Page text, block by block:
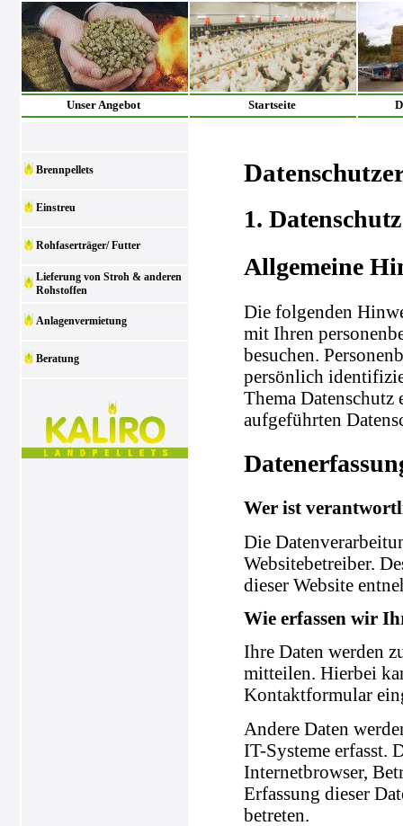
Unser Angebot Startseite
Brennpellets
Einstreu
Rohfaserträger/ Futter
Lieferung von Stroh & anderen
Rohstoffen
Anlagenvermietung
Beratung
1.
Allgemeine
Die folgenden
mit Ihren
besuchen.
persönlich
Thema Datenschutz
aufgeführten
Wer ist
Die
Websitebetreiber.
dieser Website
Wie erfassen wir
Ihre Daten werden
mitteilen. Hierbei
Kontaktformular
Andere Daten
IT-Systeme erfasst.
Internetbrowser,
Erfassung dieser
betreten.